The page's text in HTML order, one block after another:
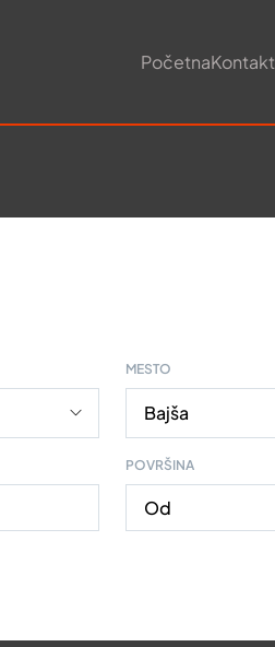
PočetnaKontakt
MESTO
POVRŠINA